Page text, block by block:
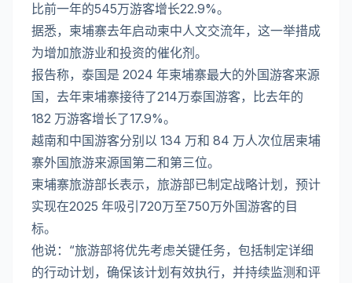
比前一年的545万游客增长22.9%。
据悉，柬埔寨去年启动柬中人文交流年，这一举措成
为增加旅游业和投资的催化剂。
报告称，泰国是 2024 年柬埔寨最大的外国游客来源
国，去年柬埔寨接待了214万泰国游客，比去年的
182 万游客增长了17.9%。
越南和中国游客分别以 134 万和 84 万人次位居柬埔
寨外国旅游来源国第二和第三位。
柬埔寨旅游部长表示，旅游部已制定战略计划，预计
实现在2025 年吸引720万至750万外国游客的目
标。
他说：“旅游部将优先考虑关键任务，包括制定详细
的行动计划，确保该计划有效执行，并持续监测和评